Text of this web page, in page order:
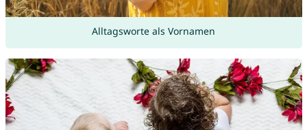
Alltagsworte als Vornamen